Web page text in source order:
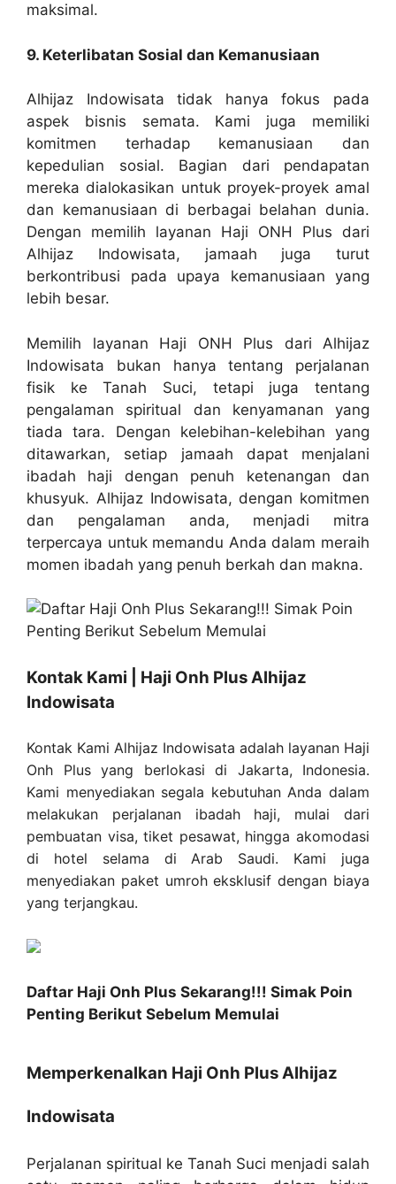
maksimal.
9. Keterlibatan Sosial dan Kemanusiaan
Alhijaz Indowisata tidak hanya fokus pada
aspek bisnis semata. Kami juga memiliki
komitmen terhadap kemanusiaan dan
kepedulian sosial. Bagian dari pendapatan
mereka dialokasikan untuk proyek-proyek amal
dan kemanusiaan di berbagai belahan dunia.
Dengan memilih layanan Haji ONH Plus dari
Alhijaz Indowisata, jamaah juga turut
berkontribusi pada upaya kemanusiaan yang
lebih besar.
Memilih layanan Haji ONH Plus dari Alhijaz
Indowisata bukan hanya tentang perjalanan
fisik ke Tanah Suci, tetapi juga tentang
pengalaman spiritual dan kenyamanan yang
tiada tara. Dengan kelebihan-kelebihan yang
ditawarkan, setiap jamaah dapat menjalani
ibadah haji dengan penuh ketenangan dan
khusyuk. Alhijaz Indowisata, dengan komitmen
dan pengalaman anda, menjadi mitra
terpercaya untuk memandu Anda dalam meraih
momen ibadah yang penuh berkah dan makna.
Kontak Kami | Haji Onh Plus Alhijaz
Indowisata
Kontak Kami Alhijaz Indowisata adalah layanan Haji
Onh Plus yang berlokasi di Jakarta, Indonesia.
Kami menyediakan segala kebutuhan Anda dalam
melakukan perjalanan ibadah haji, mulai dari
pembuatan visa, tiket pesawat, hingga akomodasi
di hotel selama di Arab Saudi. Kami juga
menyediakan paket umroh eksklusif dengan biaya
yang terjangkau.
Daftar Haji Onh Plus Sekarang!!! Simak Poin
Penting Berikut Sebelum Memulai
Memperkenalkan Haji Onh Plus Alhijaz
Indowisata
Perjalanan spiritual ke Tanah Suci menjadi salah